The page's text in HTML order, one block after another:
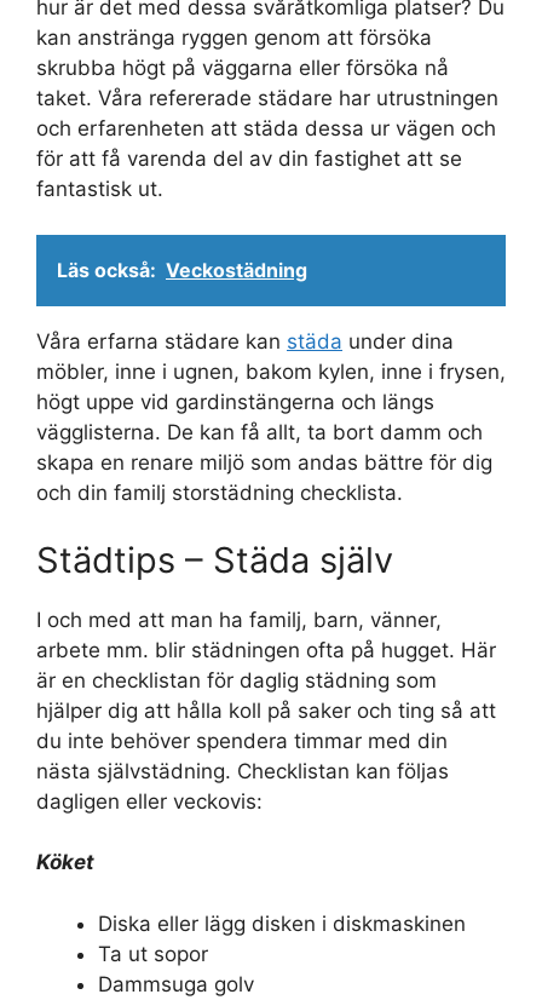
hur är det med dessa svåråtkomliga platser? Du
kan anstränga ryggen genom att försöka
skrubba högt på väggarna eller försöka nå
taket. Våra refererade städare har utrustningen
och erfarenheten att städa dessa ur vägen och
för att få varenda del av din fastighet att se
fantastisk ut.
Läs också: Veckostädning
Våra erfarna städare kan städa under dina
möbler, inne i ugnen, bakom kylen, inne i frysen,
högt uppe vid gardinstängerna och längs
vägglisterna. De kan få allt, ta bort damm och
skapa en renare miljö som andas bättre för dig
och din familj storstädning checklista.
Städtips – Städa själv
I och med att man ha familj, barn, vänner,
arbete mm. blir städningen ofta på hugget. Här
är en checklistan för daglig städning som
hjälper dig att hålla koll på saker och ting så att
du inte behöver spendera timmar med din
nästa självstädning. Checklistan kan följas
dagligen eller veckovis:
Köket
Diska eller lägg disken i diskmaskinen
Ta ut sopor
Dammsuga golv